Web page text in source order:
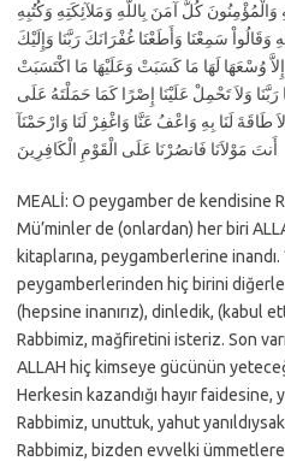
كُلٌّ آمَنَ بِاللّهِ وَمَلآئِكَتِهِ وَكُتُبِهِ
سَمِعْنَا وَأَطَعْنَا غُفْرَانَكَ رَبَّنَا وَإِلَيْكَ
نَفْسًا إِلاَّ وُسْعَهَا لَهَا مَا كَسَبَتْ وَعَلَيْهَا مَا اكْتَسَبَتْ
رَبَّنَا وَلاَ تَحْمِلْ عَلَيْنَا إِصْرًا كَمَا حَمَلْتَهُ عَلَى
طَاقَةَ لَنَا بِهِ وَاعْفُ عَنَّا وَاغْفِرْ لَنَا وَارْحَمْنَآ
أَنتَ مَوْلاَنَا فَانصُرْنَا عَلَى الْقَوْمِ الْكَافِرِينَ
MEALİ: O peygamber de kendisine
Mü’minler de (onlardan) her biri
kitaplarına, peygamberlerine inandı.
peygamberlerinden hiç birini
(hepsine inanırız), dinledik, (kabul
Rabbimiz, mağfiretini isteriz. Son
ALLAH hiç kimseye gücünün
Herkesin kazandığı hayır faidesine,
Rabbimiz, unuttuk, yahut
Rabbimiz, bizden evvelki